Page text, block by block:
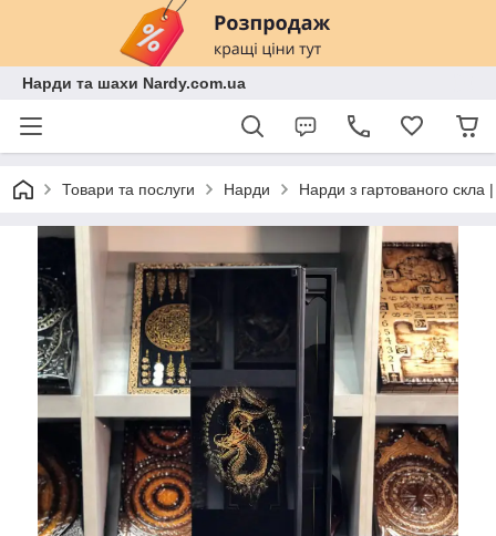
Нарди та шахи Nardy.com.ua
Товари та послуги Нарди Нарди з гартованого скла